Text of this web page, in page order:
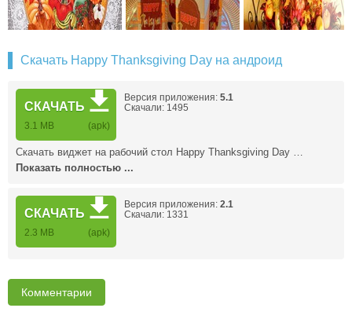
Скачать Happy Thanksgiving Day на андроид
СКАЧАТЬ
3.1 MB (apk)
Версия приложения: 5.1
Скачали: 1495
Скачать виджет на рабочий стол Happy Thanksgiving Day …
Показать полностью ...
СКАЧАТЬ
2.3 MB (apk)
Версия приложения: 2.1
Скачали: 1331
Комментарии